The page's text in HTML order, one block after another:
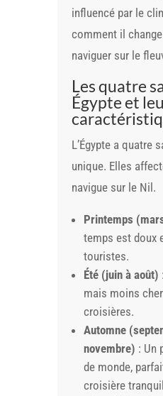
influencé par le
comment il
naviguer sur le
Les quatre
Égypte et
L’Égypte a quatre
unique. Elles
navigue sur le Nil.
Printemps
temps est doux
touristes.
Été (juin à août)
mais moins
croisières.
Automne
novembre) : Un
de monde,
croisière